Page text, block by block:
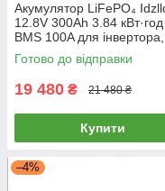
Акумулятор LiFePO₄
12.8V 300Ah 3.84 кВт·год
BMS 100A для інвертора,
сонячної електростанції,
Готово до відправки
19 480 ₴ 21 480 ₴
Купити
–4%